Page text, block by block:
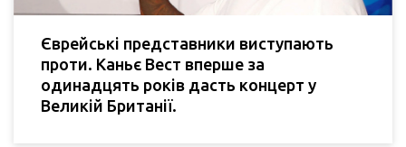
Єврейські представники виступають
проти. Каньє Вест вперше за
одинадцять років дасть концерт у
Великій Британії.